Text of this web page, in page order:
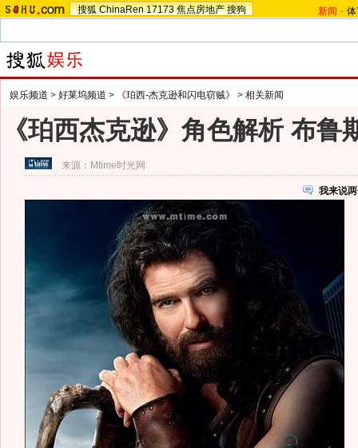
搜狐 ChinaRen 17173 焦点房地产 搜狗 新闻 -
娱乐频道 > 好莱坞频道 > 《珀西-杰克逊和闪电窃贼》 > 相关新闻
《珀西杰克逊》角色解析 布鲁
来源： Mtime时光网
我来说